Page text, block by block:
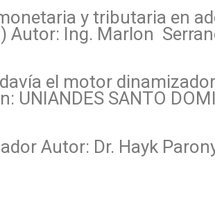
y tributaria en
Autor: Ing. Marlon
el motor
UNIANDES SANTO
Autor: Dr. Hayk